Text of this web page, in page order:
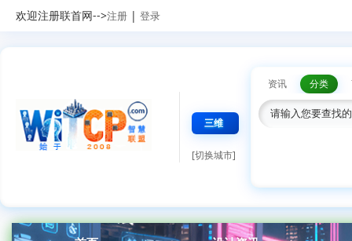
欢迎注册联首网-->注册 | 登录
三维
[切换城市]
资讯 分类